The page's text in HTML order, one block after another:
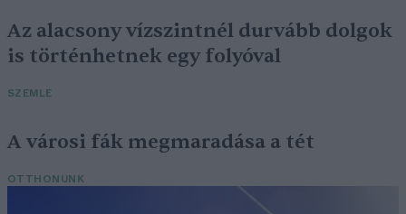
Az alacsony vízszintnél durvább dolgok
is történhetnek egy folyóval
SZEMLE
A városi fák megmaradása a tét
OTTHONUNK